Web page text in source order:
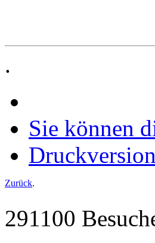
.
Sie können
Zurück.
291100